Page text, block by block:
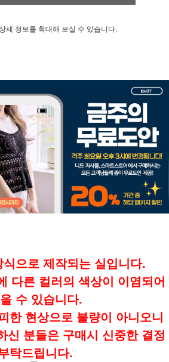
세 정보를 확대해 보실 수 있습니다.
으로 제작되는 실입니다.
다른 컬러의 색상이 이염되어
수 있습니다.
한 현상으로 불량이 아니오니
신 분들은 구매시 신중한 결정
탁드립니다.